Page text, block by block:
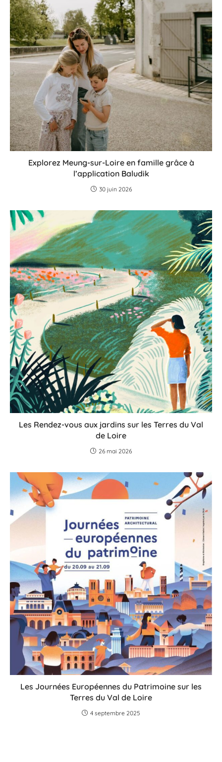
Explorez Meung-sur-Loire en famille grâce à
l’application Baludik
30 juin 2026
Les Rendez-vous aux jardins sur les Terres du Val
de Loire
26 mai 2026
Les Journées Européennes du Patrimoine sur les
Terres du Val de Loire
4 septembre 2025